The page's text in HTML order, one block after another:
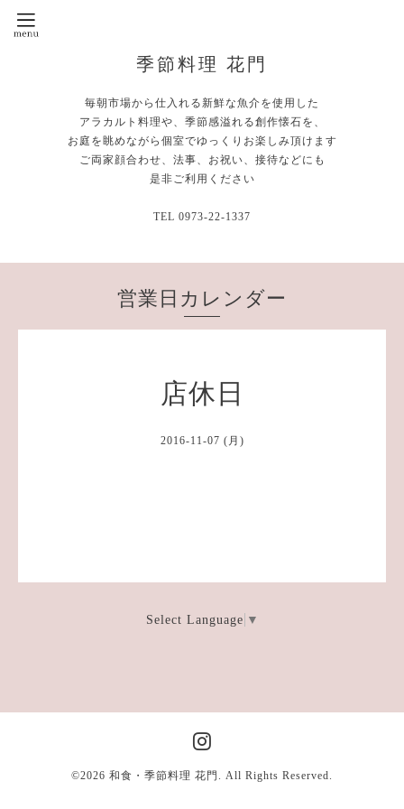
季節料理 花門
毎朝市場から仕入れる新鮮な魚介を使用した
アラカルト料理や、季節感溢れる創作懐石を、
お庭を眺めながら個室でゆっくりお楽しみ頂けます
ご両家顔合わせ、法事、お祝い、接待などにも
是非ご利用ください
TEL 0973-22-1337
営業日カレンダー
店休日
2016-11-07 (月)
Select Language ▼
©2026 和食・季節料理 花門 . All Rights Reserved.